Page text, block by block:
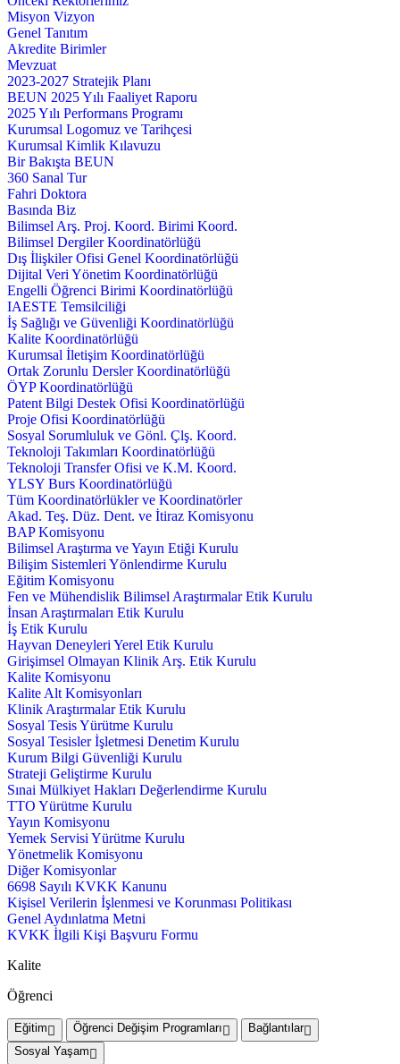
Misyon Vizyon
Genel Tanıtım
Akredite Birimler
Mevzuat
2023-2027 Stratejik Planı
BEUN 2025 Yılı Faaliyet Raporu
2025 Yılı Performans Programı
Kurumsal Logomuz ve Tarihçesi
Kurumsal Kimlik Kılavuzu
Bir Bakışta BEUN
360 Sanal Tur
Fahri Doktora
Basında Biz
Bilimsel Arş. Proj. Koord. Birimi Koord.
Bilimsel Dergiler Koordinatörlüğü
Dış İlişkiler Ofisi Genel Koordinatörlüğü
Dijital Veri Yönetim Koordinatörlüğü
Engelli Öğrenci Birimi Koordinatörlüğü
IAESTE Temsilciliği
İş Sağlığı ve Güvenliği Koordinatörlüğü
Kalite Koordinatörlüğü
Kurumsal İletişim Koordinatörlüğü
Ortak Zorunlu Dersler Koordinatörlüğü
ÖYP Koordinatörlüğü
Patent Bilgi Destek Ofisi Koordinatörlüğü
Proje Ofisi Koordinatörlüğü
Sosyal Sorumluluk ve Gönl. Çlş. Koord.
Teknoloji Takımları Koordinatörlüğü
Teknoloji Transfer Ofisi ve K.M. Koord.
YLSY Burs Koordinatörlüğü
Tüm Koordinatörlükler ve Koordinatörler
Akad. Teş. Düz. Dent. ve İtiraz Komisyonu
BAP Komisyonu
Bilimsel Araştırma ve Yayın Etiği Kurulu
Bilişim Sistemleri Yönlendirme Kurulu
Eğitim Komisyonu
Fen ve Mühendislik Bilimsel Araştırmalar Etik Kurulu
İnsan Araştırmaları Etik Kurulu
İş Etik Kurulu
Hayvan Deneyleri Yerel Etik Kurulu
Girişimsel Olmayan Klinik Arş. Etik Kurulu
Kalite Komisyonu
Kalite Alt Komisyonları
Klinik Araştırmalar Etik Kurulu
Sosyal Tesis Yürütme Kurulu
Sosyal Tesisler İşletmesi Denetim Kurulu
Kurum Bilgi Güvenliği Kurulu
Strateji Geliştirme Kurulu
Sınai Mülkiyet Hakları Değerlendirme Kurulu
TTO Yürütme Kurulu
Yayın Komisyonu
Yemek Servisi Yürütme Kurulu
Yönetmelik Komisyonu
Diğer Komisyonlar
6698 Sayılı KVKK Kanunu
Kişisel Verilerin İşlenmesi ve Korunması Politikası
Genel Aydınlatma Metni
KVKK İlgili Kişi Başvuru Formu
Kalite
Öğrenci
Eğitim Öğrenci Değişim Programları
Bağlantılar
Sosyal Yaşam